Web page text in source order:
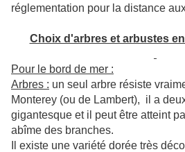
réglementation pour la distance
Choix d'arbres et arbustes
Pour le bord de mer :
Arbres : un seul arbre résiste
Monterey (ou de Lambert), il a
gigantesque et il peut être atteint
abîme des branches.
Il existe une variété dorée très